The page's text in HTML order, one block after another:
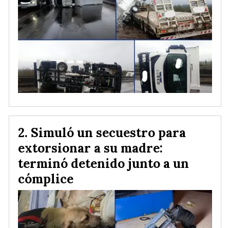
Simuló un secuestro para
extorsionar a su madre:
terminó detenido junto a un
cómplice